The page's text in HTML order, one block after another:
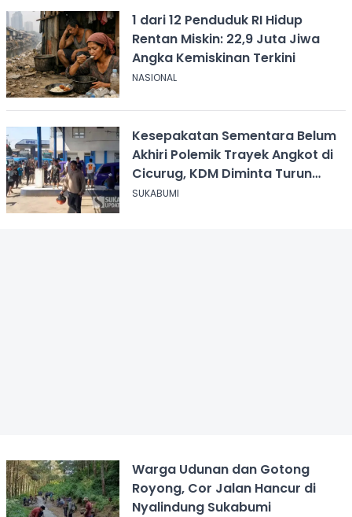
1 dari 12 Penduduk RI Hidup
Rentan Miskin: 22,9 Juta Jiwa
Angka Kemiskinan Terkini
NASIONAL
Kesepakatan Sementara Belum
Akhiri Polemik Trayek Angkot di
Cicurug, KDM Diminta Turun
Tangan
SUKABUMI
Warga Udunan dan Gotong
Royong, Cor Jalan Hancur di
Nyalindung Sukabumi